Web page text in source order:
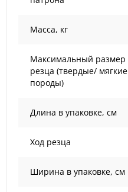
Масса, кг
Максимальный размер
резца (твердые/ мягкие
породы)
Длина в упаковке, см
Ход резца
Ширина в упаковке, см